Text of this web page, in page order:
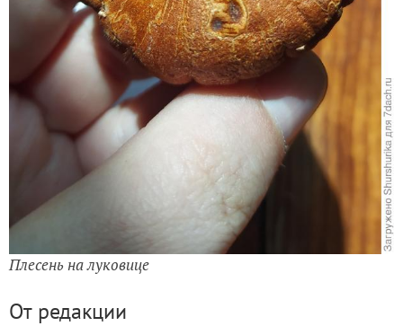
Плесень на луковице
От редакции